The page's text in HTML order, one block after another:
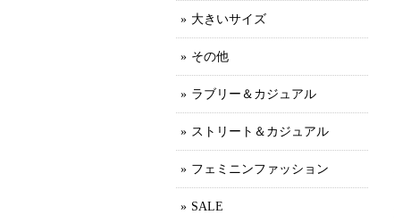
大きいサイズ
その他
ラブリー＆カジュアル
ストリート＆カジュアル
フェミニンファッション
SALE